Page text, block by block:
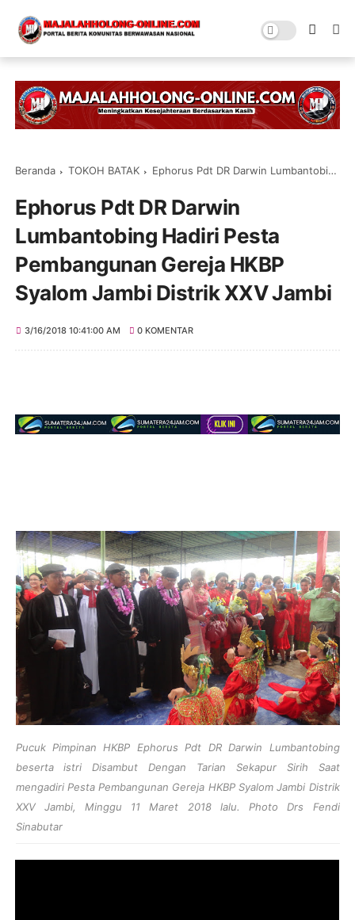
Beranda TOKOH BATAK Ephorus Pdt DR Darwin Lumbantobing Hadiri Pesta Pembangunan Gereja HKBP Syalom Jambi Distrik XXV Jambi
Ephorus Pdt DR Darwin
Lumbantobing Hadiri Pesta
Pembangunan Gereja HKBP
Syalom Jambi Distrik XXV Jambi
3/16/2018 10:41:00 AM 0 KOMENTAR
Pucuk Pimpinan HKBP Ephorus Pdt DR Darwin Lumbantobing
beserta istri Disambut Dengan Tarian Sekapur Sirih Saat
mengadiri Pesta Pembangunan Gereja HKBP Syalom Jambi Distrik
XXV Jambi, Minggu 11 Maret 2018 lalu. Photo Drs Fendi
Sinabutar